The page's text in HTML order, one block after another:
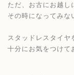
ただ、お古にお越し
その時になってみな
スタッドレスタイヤ
十分にお気をつけて